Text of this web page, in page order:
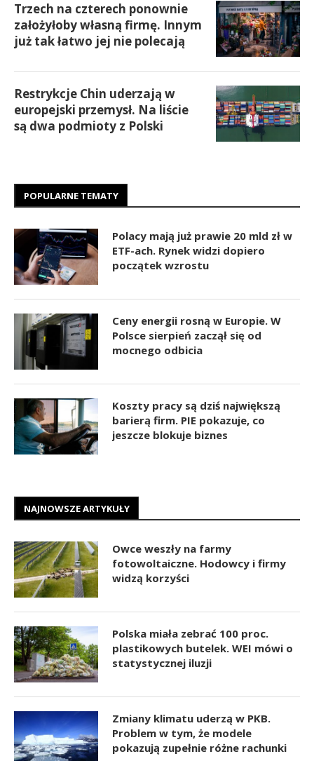
Trzech na czterech ponownie
założyłoby własną firmę. Innym
już tak łatwo jej nie polecają
Restrykcje Chin uderzają w
europejski przemysł. Na liście
są dwa podmioty z Polski
POPULARNE TEMATY
Polacy mają już prawie 20 mld zł w
ETF-ach. Rynek widzi dopiero
początek wzrostu
Ceny energii rosną w Europie. W
Polsce sierpień zaczął się od
mocnego odbicia
Koszty pracy są dziś największą
barierą firm. PIE pokazuje, co
jeszcze blokuje biznes
NAJNOWSZE ARTYKUŁY
Owce weszły na farmy
fotowoltaiczne. Hodowcy i firmy
widzą korzyści
Polska miała zebrać 100 proc.
plastikowych butelek. WEI mówi o
statystycznej iluzji
Zmiany klimatu uderzą w PKB.
Problem w tym, że modele
pokazują zupełnie różne rachunki